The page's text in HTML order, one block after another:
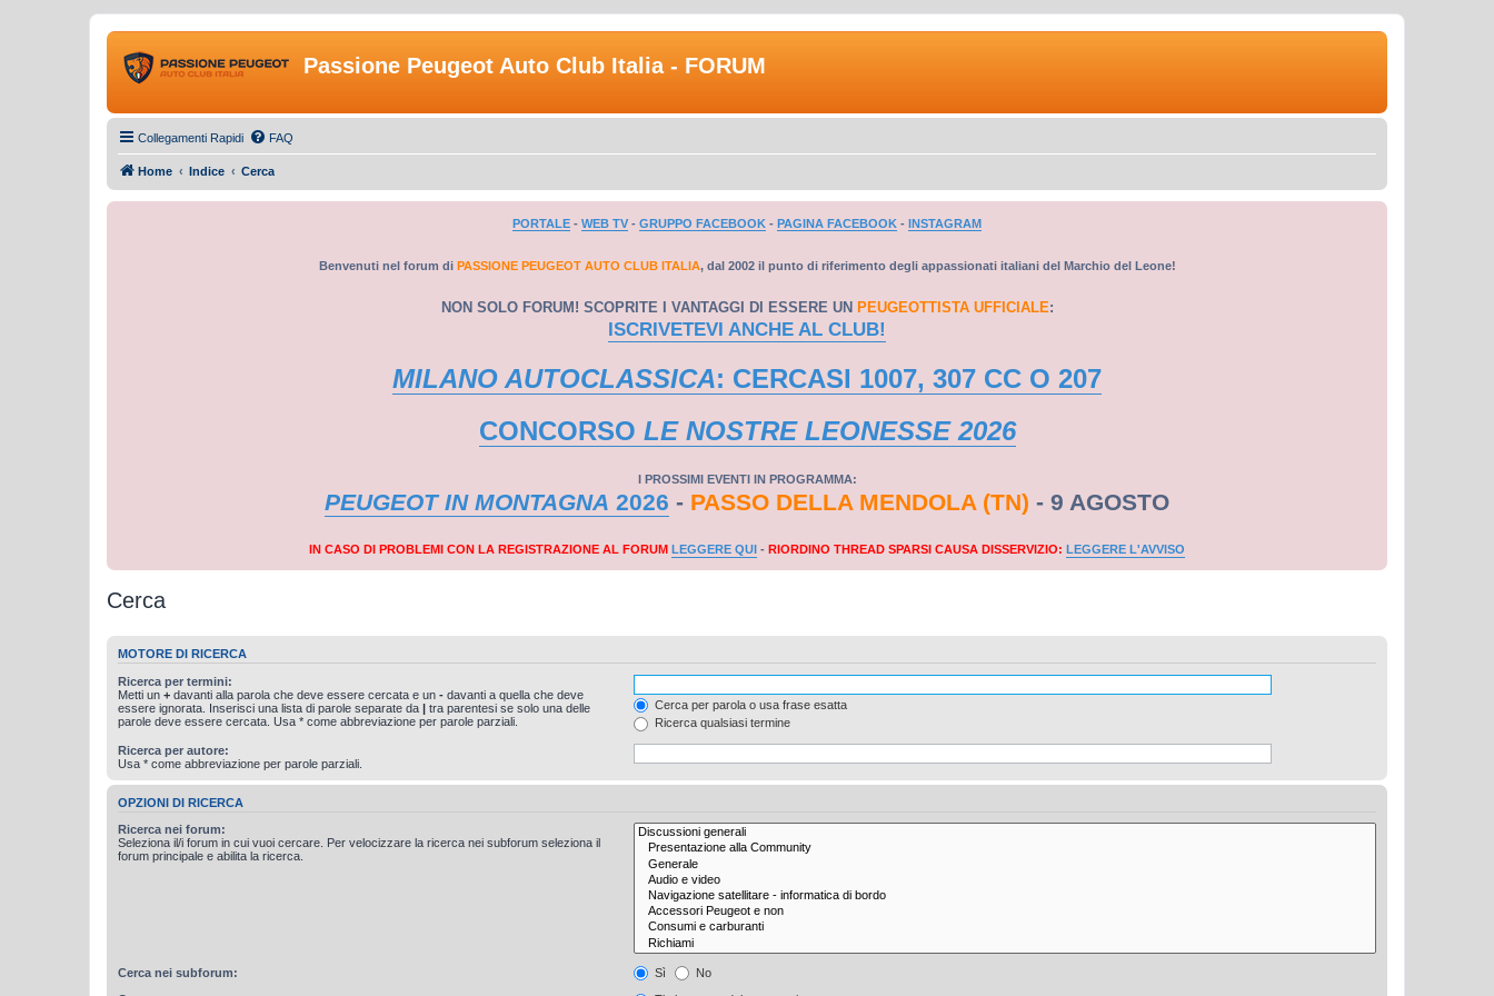
Passione Peugeot Auto Club Italia - FORUM
Collegamenti Rapidi FAQ
Home Indice Cerca
PORTALE - WEB TV - GRUPPO FACEBOOK - PAGINA FACEBOOK - INSTAGRAM
Benvenuti nel forum di PASSIONE PEUGEOT AUTO CLUB ITALIA, dal 2002 il punto di riferimento degli appassionati italiani del Marchio del Leone!
NON SOLO FORUM! SCOPRITE I VANTAGGI DI ESSERE UN PEUGEOTTISTA UFFICIALE:
ISCRIVETEVI ANCHE AL CLUB!
MILANO AUTOCLASSICA: CERCASI 1007, 307 CC O 207
CONCORSO LE NOSTRE LEONESSE 2026
I PROSSIMI EVENTI IN PROGRAMMA:
PEUGEOT IN MONTAGNA 2026 - PASSO DELLA MENDOLA (TN) - 9 AGOSTO
IN CASO DI PROBLEMI CON LA REGISTRAZIONE AL FORUM LEGGERE QUI - RIORDINO THREAD SPARSI CAUSA DISSERVIZIO: LEGGERE L'AVVISO
Cerca
MOTORE DI RICERCA
Ricerca per termini:
Metti un + davanti alla parola che deve essere cercata e un - davanti a quella che deve
essere ignorata. Inserisci una lista di parole separate da | tra parentesi se solo una delle
parole deve essere cercata. Usa * come abbreviazione per parole parziali.
Cerca per parola o usa frase esatta
Ricerca qualsiasi termine
Ricerca per autore:
Usa * come abbreviazione per parole parziali.
OPZIONI DI RICERCA
Ricerca nei forum:
Seleziona il/i forum in cui vuoi cercare. Per velocizzare la ricerca nei subforum seleziona il
forum principale e abilita la ricerca.
Cerca nei subforum: Sì No